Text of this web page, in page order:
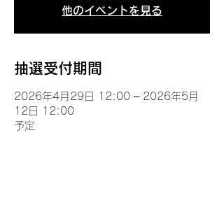
他のイベントを見る
抽選受付期間
2026年4月29日 12:00 – 2026年5月
12日 12:00
予定